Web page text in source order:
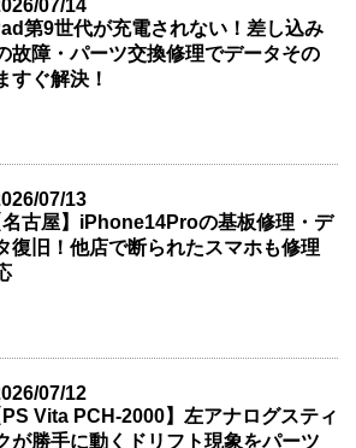
07/14
第9世代が充電されない！差し込み
故障・パーツ交換修理でデータその
すぐ解決！
07/13
名古屋】iPhone14Proの基板修理・デ
復旧！他店で断られたスマホも修理
07/12
PS Vita PCH-2000】左アナログスティ
が勝手に動くドリフト現象をパーツ